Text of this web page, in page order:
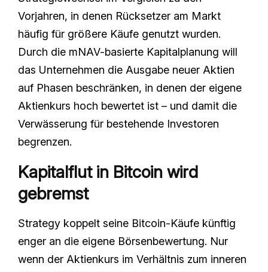
Vorjahren, in denen Rücksetzer am Markt
häufig für größere Käufe genutzt wurden.
Durch die mNAV-basierte Kapitalplanung will
das Unternehmen die Ausgabe neuer Aktien
auf Phasen beschränken, in denen der eigene
Aktienkurs hoch bewertet ist – und damit die
Verwässerung für bestehende Investoren
begrenzen.
Kapitalflut in Bitcoin wird
gebremst
Strategy koppelt seine Bitcoin-Käufe künftig
enger an die eigene Börsenbewertung. Nur
wenn der Aktienkurs im Verhältnis zum inneren